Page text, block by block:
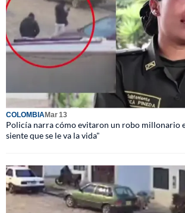
COLOMBIAMar 13
Policía narra cómo evitaron un robo millonario
siente que se le va la vida"